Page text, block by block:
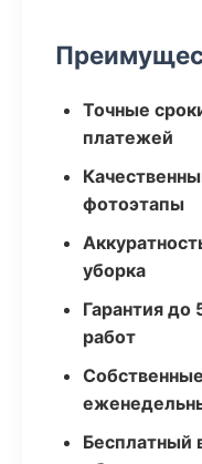
Точные
платежей
фотоэтапы
уборка
Гарантия до
работ
Бесплатный